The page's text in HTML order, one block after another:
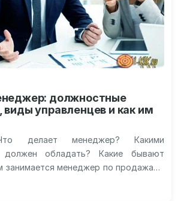
должностные
виды управленцев и как им
делает менеджер? Какими
должен обладать? Какие бывают
занимается менеджер по продажам?